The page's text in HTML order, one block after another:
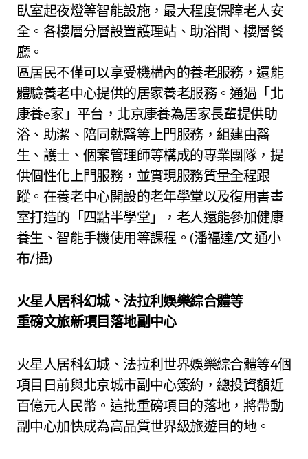
臥室起夜燈等智能設施，最大程度保障老人安
全。各樓層分層設置護理站、助浴間、樓層餐
廳。
區居民不僅可以享受機構內的養老服務，還能
體驗養老中心提供的居家養老服務。通過「北
康養e家」平台，北京康養為居家長輩提供助
浴、助潔、陪同就醫等上門服務，組建由醫
生、護士、個案管理師等構成的專業團隊，提
供個性化上門服務，並實現服務質量全程跟
蹤。在養老中心開設的老年學堂以及復用書畫
室打造的「四點半學堂」，老人還能參加健康
養生、智能手機使用等課程。(潘福達/文 通小
布/攝)
火星人居科幻城、法拉利娛樂綜合體等
重磅文旅新項目落地副中心
火星人居科幻城、法拉利世界娛樂綜合體等4個
項目日前與北京城市副中心簽約，總投資額近
百億元人民幣。這批重磅項目的落地，將帶動
副中心加快成為高品質世界級旅遊目的地。